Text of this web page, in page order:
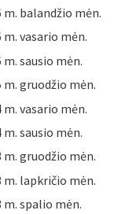
m. balandžio mėn.
m. vasario mėn.
m. sausio mėn.
m. gruodžio mėn.
m. vasario mėn.
m. sausio mėn.
m. gruodžio mėn.
m. lapkričio mėn.
m. spalio mėn.